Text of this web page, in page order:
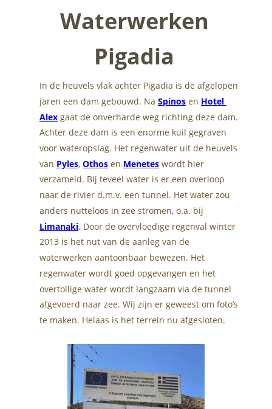
Waterwerken
Pigadia
In de heuvels vlak achter Pigadia is de afgelopen
jaren een dam gebouwd. Na Spinos en Hotel
Alex gaat de onverharde weg richting deze dam.
Achter deze dam is een enorme kuil gegraven
voor wateropslag. Het regenwater uit de heuvels
van Pyles, Othos en Menetes wordt hier
verzameld. Bij teveel water is er een overloop
naar de rivier d.m.v. een tunnel. Het water zou
anders nutteloos in zee stromen, o.a. bij
Limanaki. Door de overvloedige regenval winter
2013 is het nut van de aanleg van de
waterwerken aantoonbaar bewezen. Het
regenwater wordt goed opgevangen en het
overtollige water wordt langzaam via de tunnel
afgevoerd naar zee. Wij zijn er geweest om foto’s
te maken. Helaas is het terrein nu afgesloten.